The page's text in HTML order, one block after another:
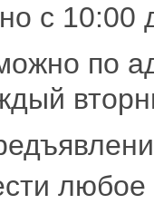
с 10:00
по
любое